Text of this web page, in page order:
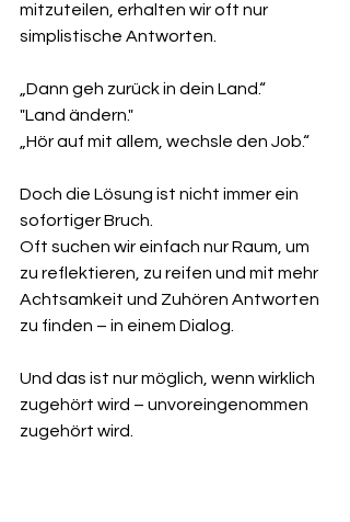
mitzuteilen, erhalten wir oft nur
simplistische Antworten.
„Dann geh zurück in dein Land.“
"Land ändern."
„Hör auf mit allem, wechsle den Job.“
Doch die Lösung ist nicht immer ein
sofortiger Bruch.
Oft suchen wir einfach nur Raum, um
zu reflektieren, zu reifen und mit mehr
Achtsamkeit und Zuhören Antworten
zu finden – in einem Dialog.
Und das ist nur möglich, wenn wirklich
zugehört wird – unvoreingenommen
zugehört wird.